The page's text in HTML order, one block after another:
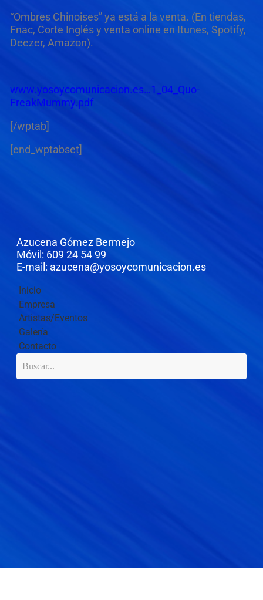
“Ombres Chinoises” ya está a la venta. (En tiendas,
Fnac, Corte Inglés y venta online en Itunes, Spotify,
Deezer, Amazon).
www.yosoycomunicacion.es…1_04_Quo-
FreakMummy.pdf
[/wptab]
[end_wptabset]
Azucena Gómez Bermejo
Móvil: 609 24 54 99
E-mail: azucena@yosoycomunicacion.es
Inicio
Empresa
Artistas/Eventos
Galería
Contacto